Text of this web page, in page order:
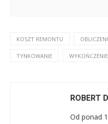
KOSZT REMONTU
TYNKOWANIE
ROBERT
Od ponad